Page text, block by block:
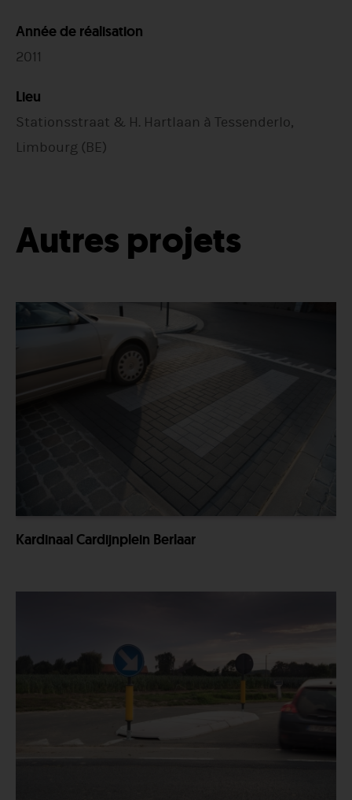
Année de réalisation
2011
Lieu
Stationsstraat & H. Hartlaan à Tessenderlo,
Limbourg (BE)
Autres projets
Kardinaal Cardijnplein Berlaar